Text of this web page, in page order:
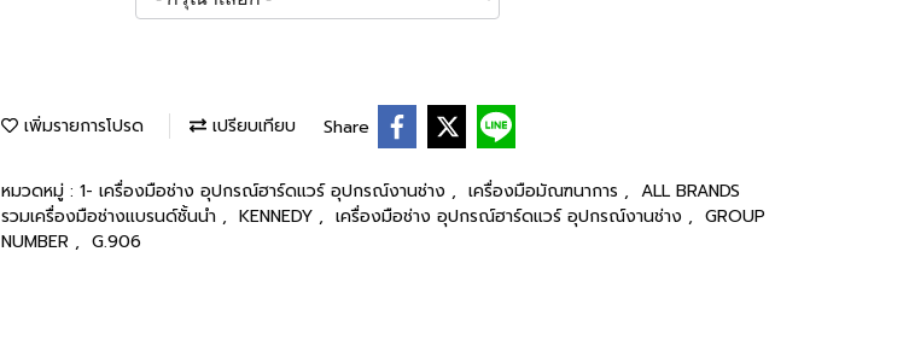
เพิ่มรายการโปรด เปรียบเทียบ Share
หมวดหมู่ : 1- เครื่องมือช่าง อุปกรณ์ฮาร์ดแวร์ อุปกรณ์งานช่าง , เครื่องมือมัณฑนาการ , ALL BRANDS
รวมเครื่องมือช่างแบรนด์ชั้นนำ , KENNEDY , เครื่องมือช่าง อุปกรณ์ฮาร์ดแวร์ อุปกรณ์งานช่าง , GROUP
NUMBER , G.906